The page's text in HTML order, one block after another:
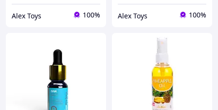
Alex Toys 100% Alex Toys 100%